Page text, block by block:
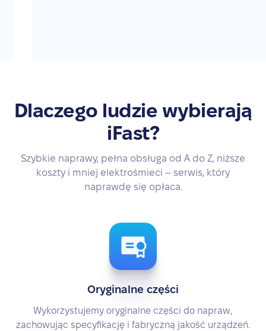
Dlaczego ludzie wybierają
iFast?
Szybkie naprawy, pełna obsługa od A do Z, niższe
koszty i mniej elektrośmieci – serwis, który
naprawdę się opłaca.
Oryginalne części
Wykorzystujemy oryginalne części do napraw,
zachowując specyfikację i fabryczną jakość urządzeń.